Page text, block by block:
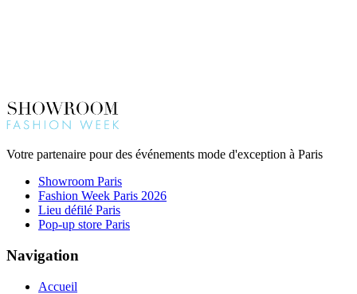
Votre partenaire pour des événements mode d'exception à Paris
Showroom Paris
Fashion Week Paris 2026
Lieu défilé Paris
Pop-up store Paris
Navigation
Accueil